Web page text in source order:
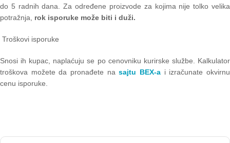
do 5 radnih dana. Za određene proizvode za kojima nije tolko velika
potražnja, rok isporuke može biti i duži.
Troškovi isporuke
Snosi ih kupac, naplaćuju se po cenovniku kurirske službe. Kalkulator
troškova možete da pronađete nasajtu BEX-a i izračunate okvirnu
cenu isporuke.